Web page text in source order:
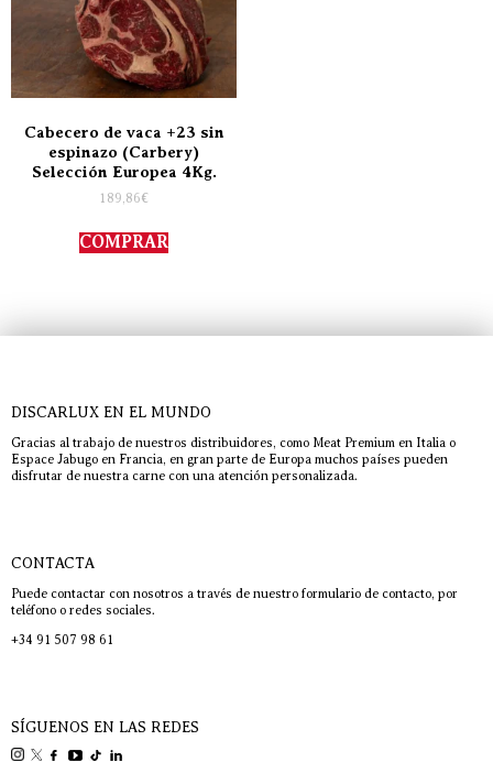
Cabecero de vaca +23 sin
espinazo (Carbery)
Selección Europea 4Kg.
189,86€
COMPRAR
DISCARLUX EN EL MUNDO
Gracias al trabajo de nuestros distribuidores, como Meat Premium en Italia o
Espace Jabugo en Francia, en gran parte de Europa muchos países pueden
disfrutar de nuestra carne con una atención personalizada.
CONTACTA
Puede contactar con nosotros a través de nuestro formulario de contacto, por
teléfono o redes sociales.
+34 91 507 98 61
SÍGUENOS EN LAS REDES